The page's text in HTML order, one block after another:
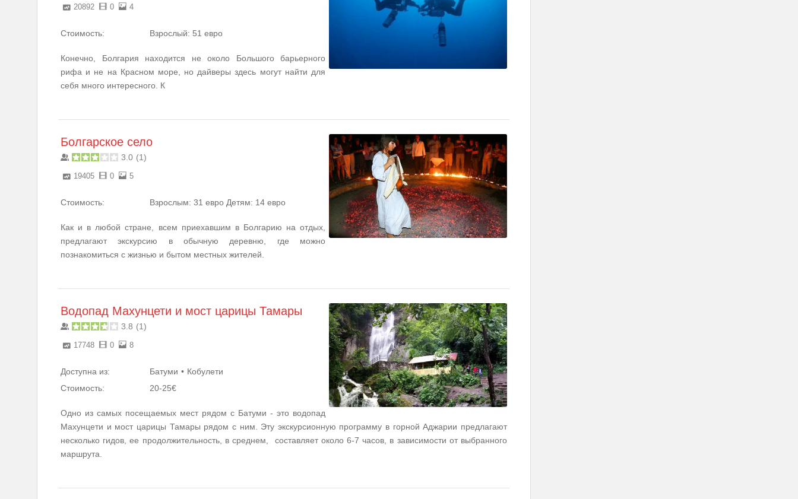
20892 0 4
Стоимость: Взрослый: 51 евро
Конечно, Болгария находится не около Большого барьерного
рифа и не на Красном море, но дайверы здесь могут найти для
себя много интересного. К
Болгарское село
3.0 (1)
19405 0 5
Стоимость: Взрослым: 31 евро Детям: 14 евро
Как и в любой стране, всем приехавшим в Болгарию на отдых,
предлагают экскурсию в обычную деревню, где можно
познакомиться с жизнью и бытом местных жителей.
Водопад Махунцети и мост царицы Тамары
3.8 (1)
17748 0 8
Доступна из: Батуми
Кобулети
Стоимость:
20-25€
Одно из самых посещаемых мест рядом с Батуми - это водопад
Махунцети и мост царицы Тамары рядом с ним. Эту экскурсионную программу в горной Аджарии предлагают
несколько гидов, ее продолжительность, в среднем, составляет около 6-7 часов, в зависимости от выбранного
маршрута.